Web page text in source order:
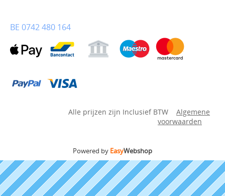
BE 0742 480 164
Alle prijzen zijn Inclusief BTW
Algemene
voorwaarden
Powered by EasyWebshop